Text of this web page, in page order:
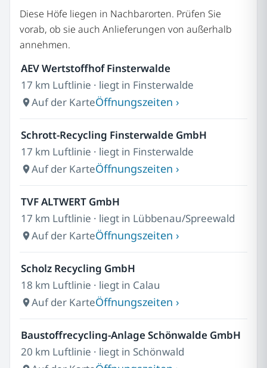
Diese Höfe liegen in Nachbarorten. Prüfen Sie
vorab, ob sie auch Anlieferungen von außerhalb
annehmen.
AEV Wertstoffhof Finsterwalde
17 km Luftlinie · liegt in Finsterwalde
Auf der KarteÖffnungszeiten ›
Schrott-Recycling Finsterwalde GmbH
17 km Luftlinie · liegt in Finsterwalde
Auf der KarteÖffnungszeiten ›
TVF ALTWERT GmbH
17 km Luftlinie · liegt in Lübbenau/Spreewald
Auf der KarteÖffnungszeiten ›
Scholz Recycling GmbH
18 km Luftlinie · liegt in Calau
Auf der KarteÖffnungszeiten ›
Baustoffrecycling-Anlage Schönwalde GmbH
20 km Luftlinie · liegt in Schönwald